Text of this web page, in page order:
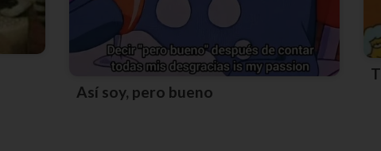
Así soy, pero bueno